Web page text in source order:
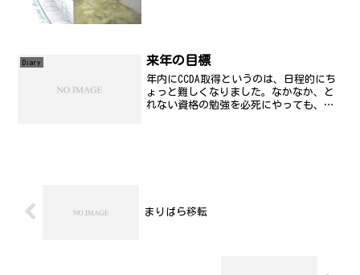
Diary 来年の目標
年内にCCDA取得というのは、日程的にち
ょっと難しくなりました。なかなか、と
れない資格の勉強を必死にやっても、難
まりばら移転